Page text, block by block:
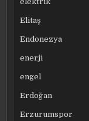
Elitaş
Endonezya
enerji
engel
Erdoğan
Erzurumspor